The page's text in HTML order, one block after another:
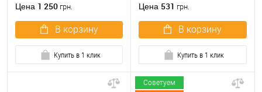
Цена 1 250 грн.
В корзину
Купить в 1 клик
Цена 531 грн.
В корзину
Купить в 1 клик
Советуем